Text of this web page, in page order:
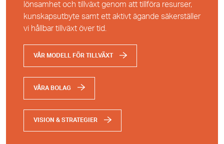
lönsamhet och tillväxt genom att tillföra resurser,
kunskapsutbyte samt ett aktivt ägande säkerställer
vi hållbar tillväxt över tid.
VÅR MODELL FÖR TILLVÄXT
VÅRA BOLAG
VISION & STRATEGIER